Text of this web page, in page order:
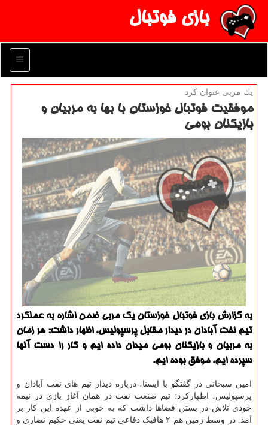
بازی فوتبال
منو
یك مربی عنوان كرد
موفقیت فوتبال خوزستان با بها به مربیان و
بازیكنان بومی
به گزارش بازی فوتبال خوزستان یك مربی ضمن اشاره به عملكرد
تیم نفت آبادان در دیدار مقابل پرسپولیس، اظهار داشت: هر زمان
به مربیان و بازیكنان بومی میدان داده ایم و كار را دست آنها
سپرده ایم، موفق بوده ایم.
امین سبحانی در گفتگو با ایسنا، درباره دیدار تیم های نفت آبادان و
پرسپولیس، اظهارکرد: تیم صنعت نفت در همان آغاز بازی در نیمه
خودی تلاش در بستن فضاها داشت که به خوبی از عهده این کار بر
آمد. در وسط زمین هم ۲ هافبک دفاعی تیم نفت یعنی حکیم نصاری و